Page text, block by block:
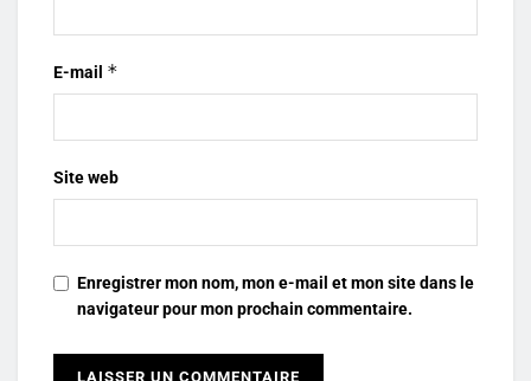
E-mail *
Site web
Enregistrer mon nom, mon e-mail et mon site dans le
navigateur pour mon prochain commentaire.